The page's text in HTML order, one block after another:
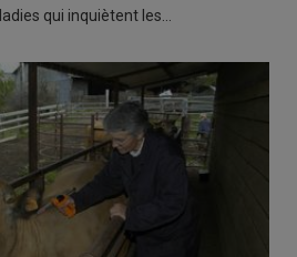
qui inquiètent les…